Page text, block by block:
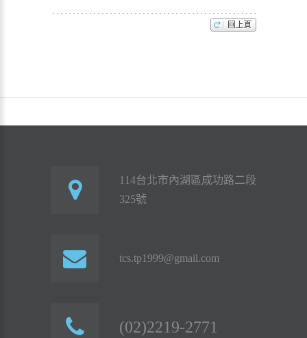
114台北市內湖區成功路二段
325號
tcs.tp1999@gmail.com
(02)2219-2771